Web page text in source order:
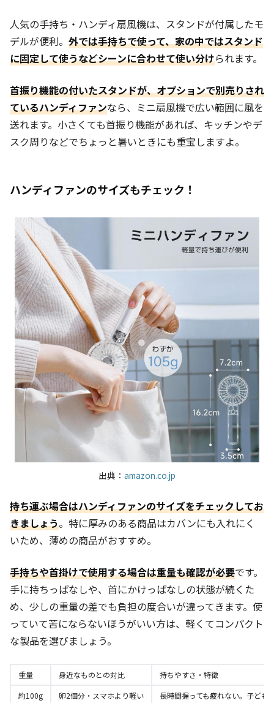
人気の手持ち・ハンディ扇風機は、スタンドが付属したモ
デルが便利。 外では手持ちで使って、家の中ではスタンド
に固定して使うなどシーンに合わせて使い分けられます。
首振り機能の付いたスタンドが、オプションで別売りされ
ているハンディファンなら、ミニ扇風機で広い範囲に風を
送れます。小さくても首振り機能があれば、キッチンやデ
スク周りなどでちょっと暑いときにも重宝しますよ。
ハンディファンのサイズもチェック！
出典： amazon.co.jp
持ち運ぶ場合はハンディファンのサイズをチェックしてお
きましょう。特に厚みのある商品はカバンにも入れにく
いため、薄めの商品がおすすめ。
手持ちや首掛けで使用する場合は重量も確認が必要です。
手に持ちっぱなしや、首にかけっぱなしの状態が続くた
め、少しの重量の差でも負担の度合いが違ってきます。使
っていて苦にならないほうがいい方は、軽くてコンパクト
な製品を選びましょう。
重量 身近なものとの対比
持ちやすさ・特徴
約100g
卵2個分・スマホより軽い
長時間握っても疲れない。子ども